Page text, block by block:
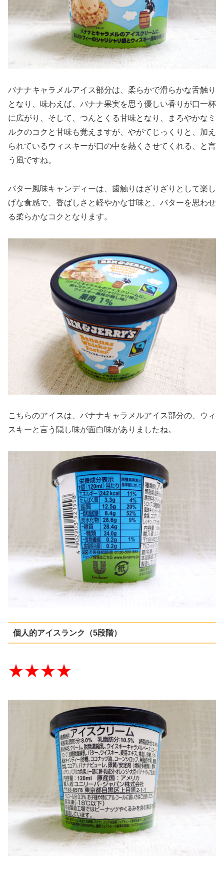
バナナキャラメルアイス部分は、柔らかで滑らかな舌触り
となり、味わえば、バナナ果実を思う優しい香りが口一杯
に広がり、そして、つんとくる甘味となり、まろやかなミ
ルクのコクと甘味も覚えますが、やがてじっくりと、加え
られているウィスキーが口の中を熱くさせてくれる、と言
う風ですね。
バター風味キャンディーは、歯触りはざりざりとして楽し
げな食感で、香ばしさと軽やかな甘味と、バターを思わせ
る柔らかなコクとなります。
こちらのアイスは、バナナキャラメルアイス部分の、ウィ
スキーと言う隠し味が面白味がありましたね。
個人的アイスランク（5段階）
★★★★